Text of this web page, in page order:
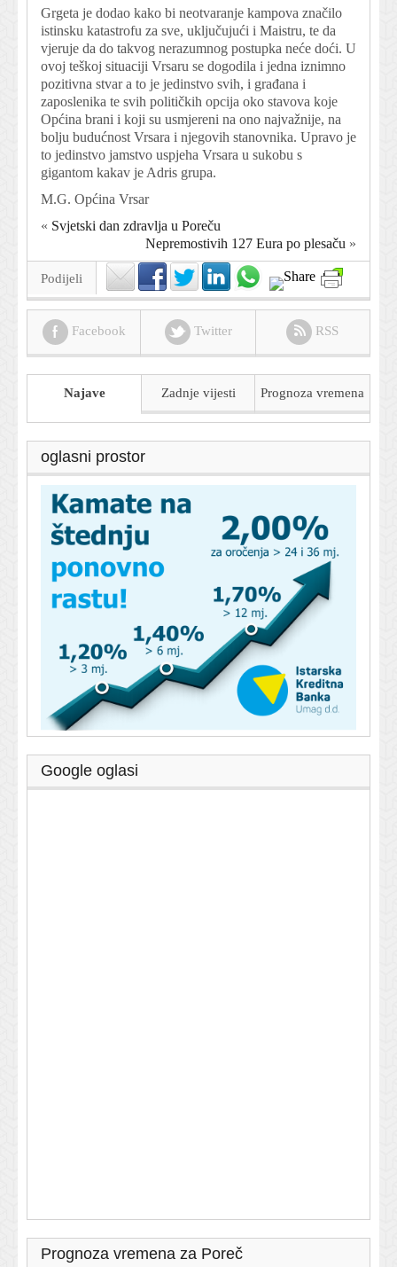
Grgeta je dodao kako bi neotvaranje kampova značilo
istinsku katastrofu za sve, uključujući i Maistru, te da
vjeruje da do takvog nerazumnog postupka neće doći. U
ovoj teškoj situaciji Vrsaru se dogodila i jedna iznimno
pozitivna stvar a to je jedinstvo svih, i građana i
zaposlenika te svih političkih opcija oko stavova koje
Općina brani i koji su usmjereni na ono najvažnije, na
bolju budućnost Vrsara i njegovih stanovnika. Upravo je
to jedinstvo jamstvo uspjeha Vrsara u sukobu s
gigantom kakav je Adris grupa.
M.G. Općina Vrsar
« Svjetski dan zdravlja u Poreču
Nepremostivih 127 Eura po plesaču »
Podijeli
Facebook Twitter RSS
Najave Zadnje vijesti Prognoza vremena
oglasni prostor
Google oglasi
Prognoza vremena za Poreč